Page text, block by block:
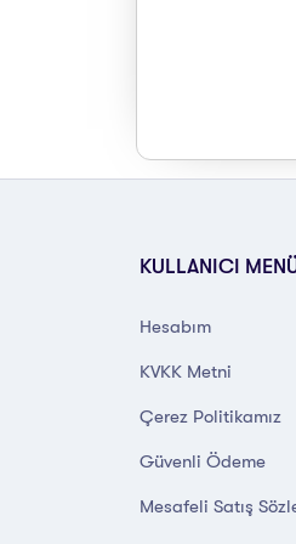
KULLANICI
Hesabım
KVKK Metni
Çerez Politikamız
Güvenli Ödeme
Mesafeli Satış